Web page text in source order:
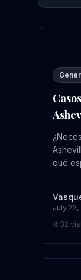
Casos
qué
July 22,
32